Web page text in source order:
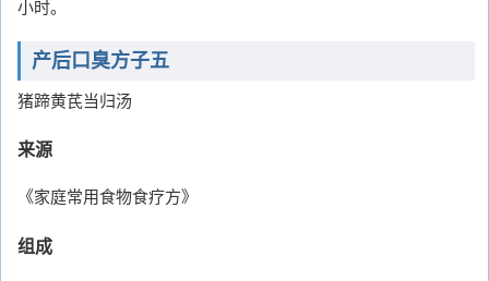
小时。
产后口臭方子五
猪蹄黄芪当归汤
来源
《家庭常用食物食疗方》
组成